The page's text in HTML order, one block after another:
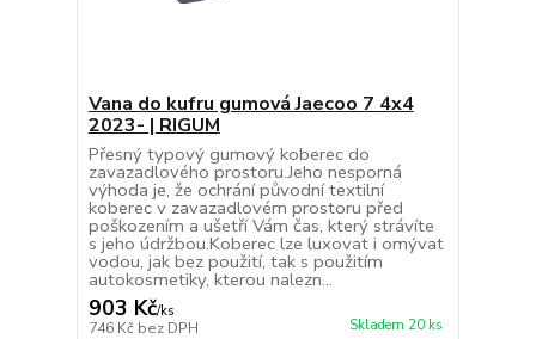
Vana do kufru gumová Jaecoo 7 4x4
2023- | RIGUM
Přesný typový gumový koberec do
zavazadlového prostoru.Jeho nesporná
výhoda je, že ochrání původní textilní
koberec v zavazadlovém prostoru před
poškozením a ušetří Vám čas, který strávíte
s jeho údržbou.Koberec lze luxovat i omývat
vodou, jak bez použití, tak s použitím
autokosmetiky, kterou nalezn...
903 Kč/ks
746 Kč bez DPH Skladem 20 ks